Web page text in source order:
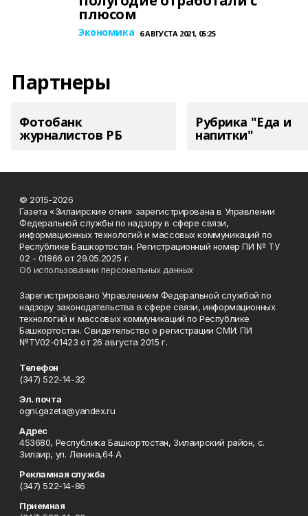
плюсом
Экономика 6 АВГУСТА 2021, 05:25
Партнеры
Фотобанк
журналистов РБ
Рубрика "Еда и
напитки"
© 2015-2026
Газета «Зилаирские огни» зарегистрирована в Управлении
Федеральной службы по надзору в сфере связи,
информационных технологий и массовых коммуникаций по
Республике Башкортостан. Регистрационный номер ПИ № ТУ
02 - 01866 от 29.05.2025 г.
Об использовании персональных данных
Зарегистрировано Управлением Федеральной службой по
надзору законодательства в сфере связи, информационных
технологий и массовых коммуникаций по Республике
Башкортостан. Свидетельство о регистрации СМИ: ПИ
№ТУ02-01423 от 26 августа 2015 г.
Телефон
(347) 522-14-32
Эл. почта
ogni.gazeta@yandex.ru
Адрес
453680, Республика Башкортостан, Зилаирский район, с.
Зилаир, ул. Ленина,64 А
Рекламная служба
(347) 522-14-86
Приемная